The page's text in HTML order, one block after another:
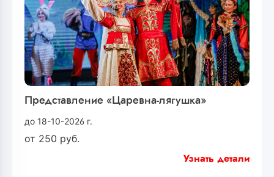
Представление «Царевна-лягушка»
до 18-10-2026 г.
от 250 руб.
Узнать детали